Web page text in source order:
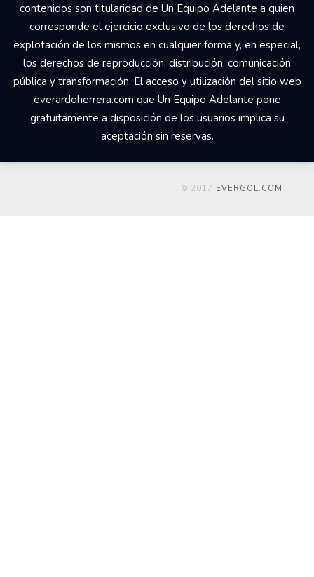
contenidos son titularidad de Un Equipo Adelante a quien
corresponde el ejercicio exclusivo de los derechos de
explotación de los mismos en cualquier forma y, en especial,
los derechos de reproducción, distribución, comunicación
pública y transformación. El acceso y utilización del sitio web
everardoherrera.com que Un Equipo Adelante pone
gratuitamente a disposición de los usuarios implica su
aceptación sin reservas.
© 2017 EVERGOL.COM